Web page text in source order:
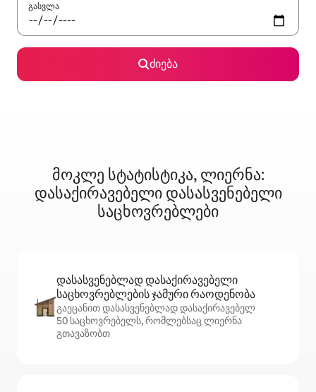
გასვლა
ძიება
მოკლე სტატისტიკა, ლიერნა:
დასაქირავებელი დასასვენებელი
საცხოვრებლები
დასასვენებლად დასაქირავებელი
საცხოვრებლების ჯამური რაოდენობა
გაეცანით დასასვენებლად დასაქირავებელ
50 საცხოვრებელს, რომლებსაც ლიერნა
გთავაზობთ